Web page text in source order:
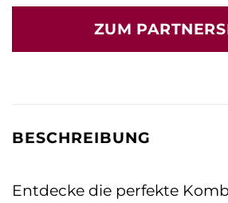
ZUM
BESCHREIBUNG
Entdecke die perfekte